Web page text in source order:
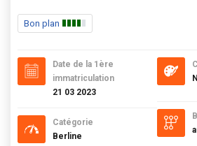
Bon plan
Date de la 1ère
immatriculation
21 03 2023
Catégorie
Berline